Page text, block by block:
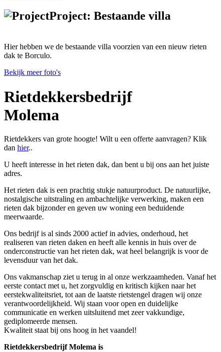
Project: Bestaande villa
Hier hebben we de bestaande villa voorzien van een nieuw rieten
dak te Borculo.
Bekijk meer foto's
Rietdekkersbedrijf
Molema
Rietdekkers van grote hoogte! Wilt u een offerte aanvragen? Klik
dan hier..
U heeft interesse in het rieten dak, dan bent u bij ons aan het juiste
adres.
Het rieten dak is een prachtig stukje natuurproduct. De natuurlijke,
nostalgische uitstraling en ambachtelijke verwerking, maken een
rieten dak bijzonder en geven uw woning een beduidende
meerwaarde.
Ons bedrijf is al sinds 2000 actief in advies, onderhoud, het
realiseren van rieten daken en heeft alle kennis in huis over de
onderconstructie van het rieten dak, wat heel belangrijk is voor de
levensduur van het dak.
Ons vakmanschap ziet u terug in al onze werkzaamheden. Vanaf het
eerste contact met u, het zorgvuldig en kritisch kijken naar het
eerstekwaliteitsriet, tot aan de laatste rietstengel dragen wij onze
verantwoordelijkheid. Wij staan voor open en duidelijke
communicatie en werken uitsluitend met zeer vakkundige,
gediplomeerde mensen.
Kwaliteit staat bij ons hoog in het vaandel!
Rietdekkersbedrijf Molema is